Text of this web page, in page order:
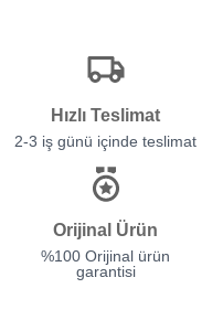
Hızlı Teslimat
2-3 iş günü içinde teslimat
Orijinal Ürün
%100 Orijinal ürün
garantisi